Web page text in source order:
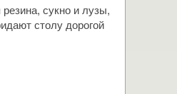
сукно и лузы,
столу дорогой